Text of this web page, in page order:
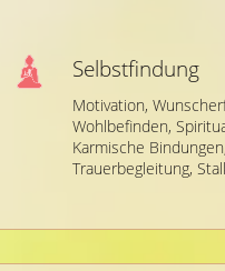
(29)
Beratercode: 980
Selbstfindung
Motivation,
Wohlbefinden,
Karmische Bindungen,
Trauerbegleitung,